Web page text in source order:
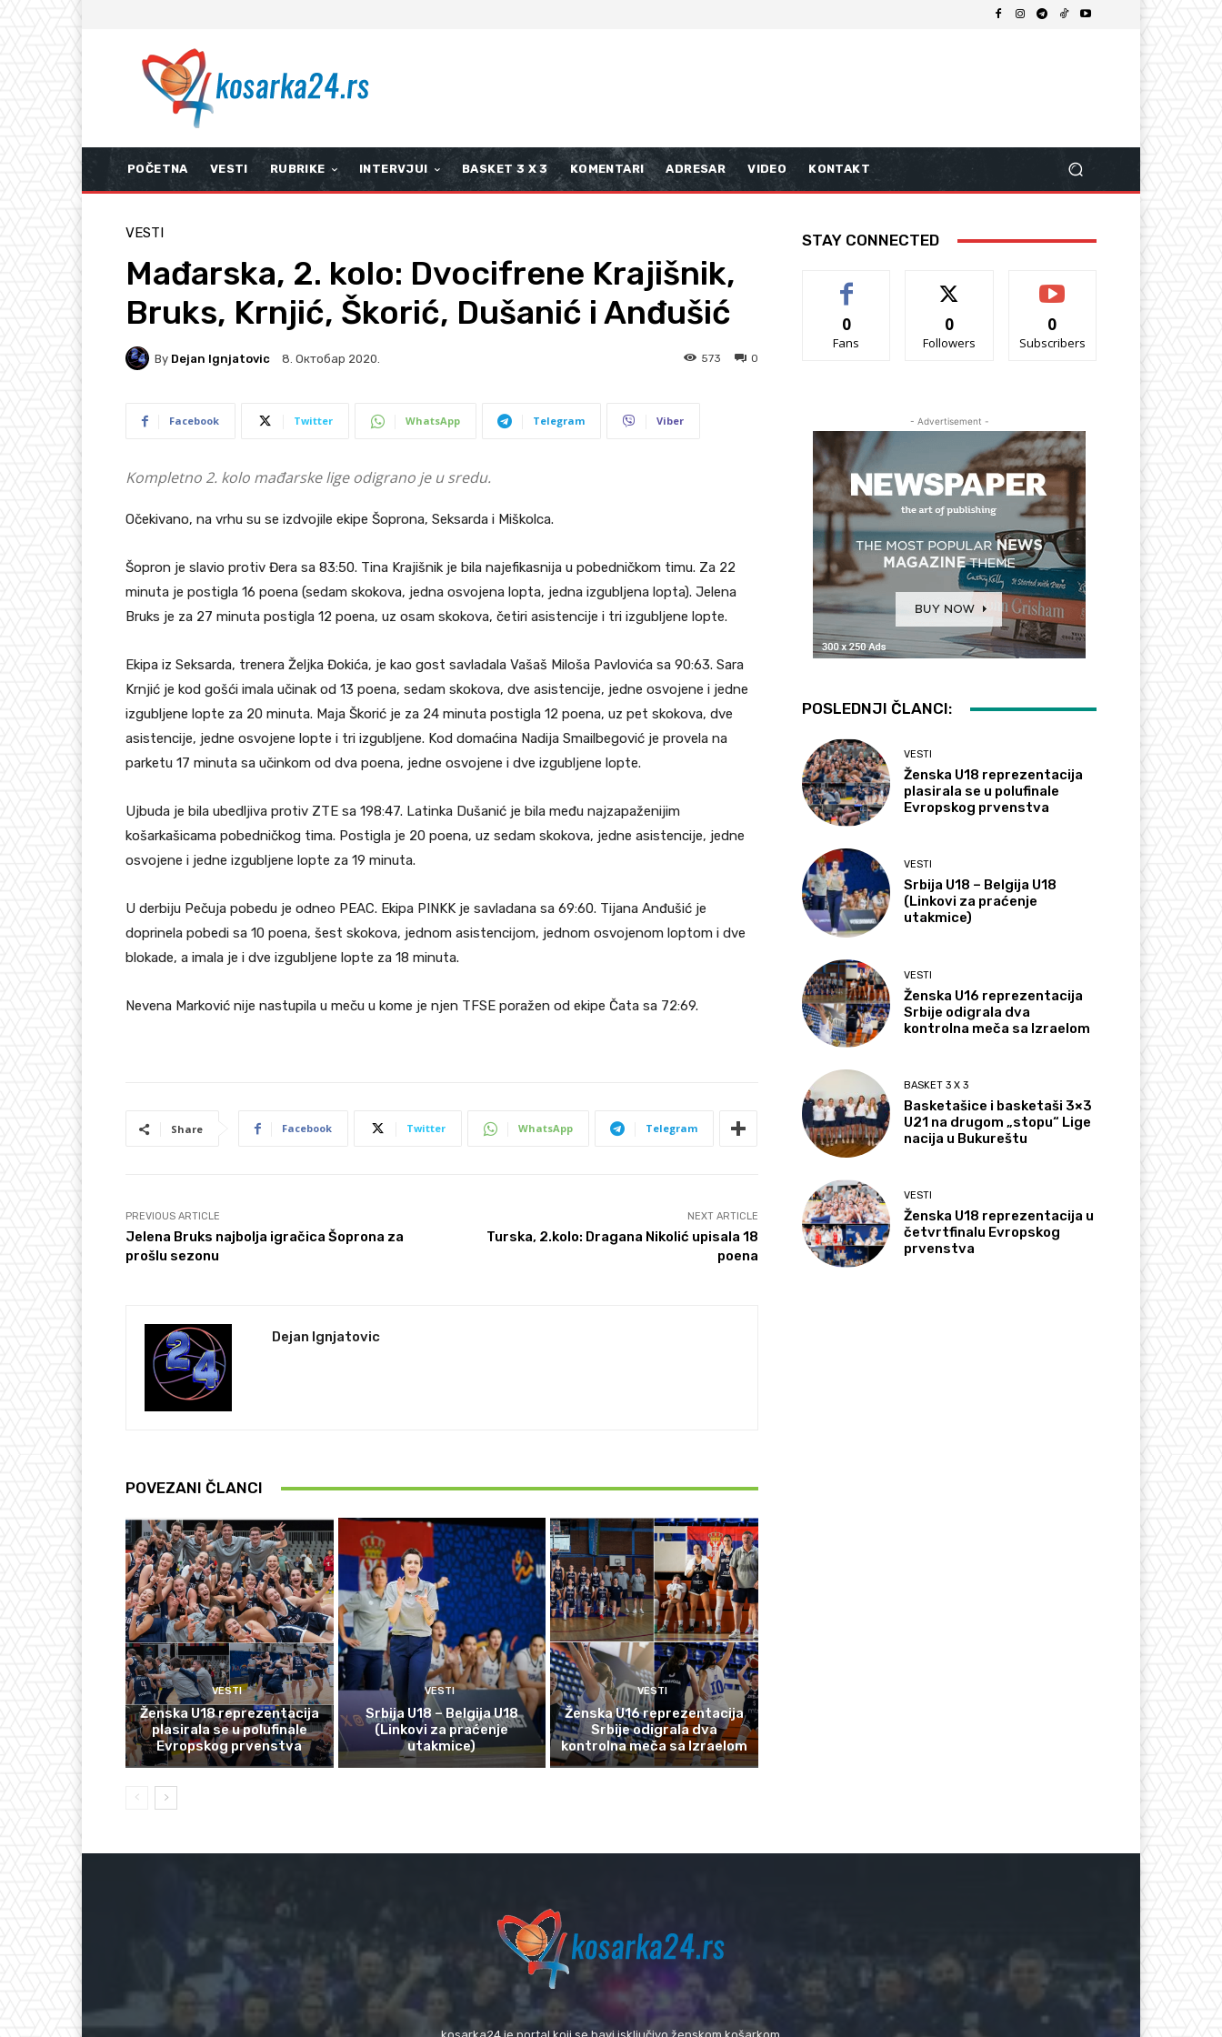
POČETNA VESTI RUBRIKE INTERVJUI BASKET 3 X 3 KOMENTARI ADRESAR VIDEO KONTAKT
VESTI
Mađarska, 2. kolo: Dvocifrene Krajišnik,
Bruks, Krnjić, Škorić, Dušanić i Anđušić
By Dejan Ignjatovic 8. Октобар 2020. 0
573
Facebook Twitter WhatsApp Telegram Viber
Kompletno 2. kolo mađarske lige odigrano je u sredu.
Očekivano, na vrhu su se izdvojile ekipe Šoprona, Seksarda i Miškolca.
Šopron je slavio protiv Đera sa 83:50. Tina Krajišnik je bila najefikasnija u pobedničkom timu. Za 22
minuta je postigla 16 poena (sedam skokova, jedna osvojena lopta, jedna izgubljena lopta). Jelena
Bruks je za 27 minuta postigla 12 poena, uz osam skokova, četiri asistencije i tri izgubljene lopte.
Ekipa iz Seksarda, trenera Željka Đokića, je kao gost savladala Vašaš Miloša Pavlovića sa 90:63. Sara
Krnjić je kod gošći imala učinak od 13 poena, sedam skokova, dve asistencije, jedne osvojene i jedne
izgubljene lopte za 20 minuta. Maja Škorić je za 24 minuta postigla 12 poena, uz pet skokova, dve
asistencije, jedne osvojene lopte i tri izgubljene. Kod domaćina Nadija Smailbegović je provela na
parketu 17 minuta sa učinkom od dva poena, jedne osvojene i dve izgubljene lopte.
Ujbuda je bila ubedljiva protiv ZTE sa 198:47. Latinka Dušanić je bila među najzapaženijim
košarkašicama pobedničkog tima. Postigla je 20 poena, uz sedam skokova, jedne asistencije, jedne
osvojene i jedne izgubljene lopte za 19 minuta.
U derbiju Pečuja pobedu je odneo PEAC. Ekipa PINKK je savladana sa 69:60. Tijana Anđušić je
doprinela pobedi sa 10 poena, šest skokova, jednom asistencijom, jednom osvojenom loptom i dve
blokade, a imala je i dve izgubljene lopte za 18 minuta.
Nevena Marković nije nastupila u meču u kome je njen TFSE poražen od ekipe Čata sa 72:69.
Share Facebook Twitter WhatsApp Telegram
PREVIOUS ARTICLE
Jelena Bruks najbolja igračica Šoprona za
prošlu sezonu
NEXT ARTICLE
Turska, 2.kolo: Dragana Nikolić upisala 18
poena
Dejan Ignjatovic
POVEZANI ČLANCI
VESTI
Ženska U18 reprezentacija
plasirala se u polufinale
Evropskog prvenstva
VESTI
Srbija U18 – Belgija U18
(Linkovi za praćenje
utakmice)
VESTI
Ženska U16 reprezentacija
Srbije odigrala dva
kontrolna meča sa Izraelom
STAY CONNECTED
0
Fans
0
Followers
0
Subscribers
- Advertisement -
POSLEDNJI ČLANCI:
VESTI
Ženska U18 reprezentacija
plasirala se u polufinale
Evropskog prvenstva
VESTI
Srbija U18 – Belgija U18
(Linkovi za praćenje
utakmice)
VESTI
Ženska U16 reprezentacija
Srbije odigrala dva
kontrolna meča sa Izraelom
BASKET 3 X 3
Basketašice i basketaši 3×3
U21 na drugom „stopu“ Lige
nacija u Bukureštu
VESTI
Ženska U18 reprezentacija u
četvrtfinalu Evropskog
prvenstva